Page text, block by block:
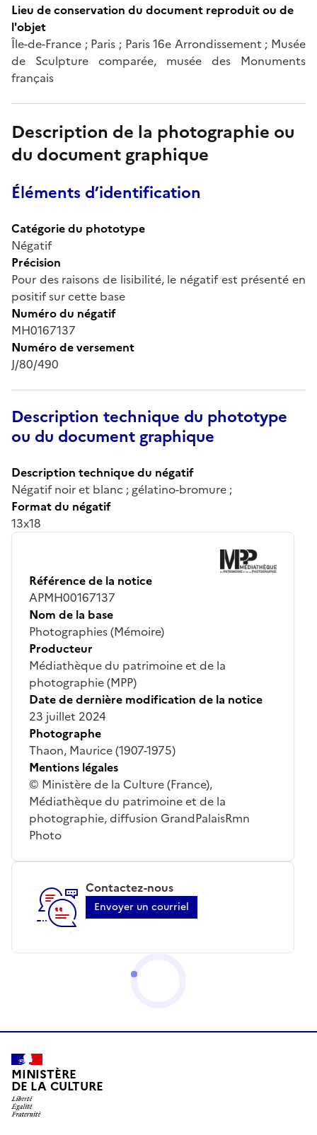
Lieu de conservation du document reproduit ou de
l'objet
Île-de-France ; Paris ; Paris 16e Arrondissement ; Musée
de Sculpture comparée, musée des Monuments
français
Description de la photographie ou
du document graphique
Éléments d’identification
Catégorie du phototype
Négatif
Précision
Pour des raisons de lisibilité, le négatif est présenté en
positif sur cette base
Numéro du négatif
MH0167137
Numéro de versement
J/80/490
Description technique du phototype
ou du document graphique
Description technique du négatif
Négatif noir et blanc ; gélatino-bromure ;
Format du négatif
13x18
Référence de la notice
APMH00167137
Nom de la base
Photographies (Mémoire)
Producteur
Médiathèque du patrimoine et de la
photographie (MPP)
Date de dernière modification de la notice
23 juillet 2024
Photographe
Thaon, Maurice (1907-1975)
Mentions légales
© Ministère de la Culture (France),
Médiathèque du patrimoine et de la
photographie, diffusion GrandPalaisRmn
Photo
Contactez-nous
Envoyer un courriel
MINISTÈRE
DE LA CULTURE